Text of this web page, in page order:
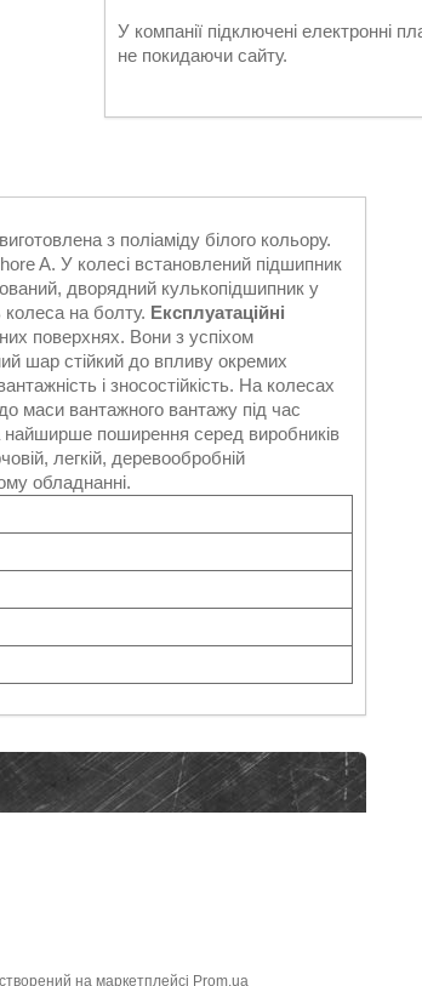
У компанії підключені електронні
не покидаючи сайту.
з поліаміду білого кольору.
A. У колесі встановлений підшипник
дворядний кулькопідшипник у
на болту. Експлуатаційні
поверхнях. Вони з успіхом
шар стійкий до впливу окремих
і зносостійкість. На колесах
маси вантажного вантажу під час
найширше поширення серед виробників
легкій, деревообробній
обладнанні.
на маркетплейсі Prom.ua